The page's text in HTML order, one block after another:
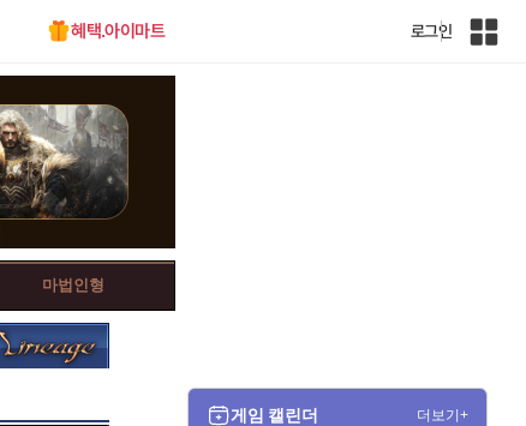
혜택.아이마트 로그인
인
마법인형
게임 캘린더 더보기+